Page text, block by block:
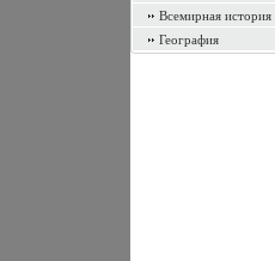
Всемирная история
География